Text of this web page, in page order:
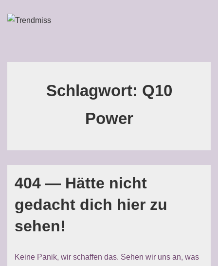
Zum
Navigation
Schlagwort: Q10
Power
404 — Hätte nicht
gedacht dich hier zu
sehen!
Keine Panik, wir schaffen das. Sehen wir uns an, was